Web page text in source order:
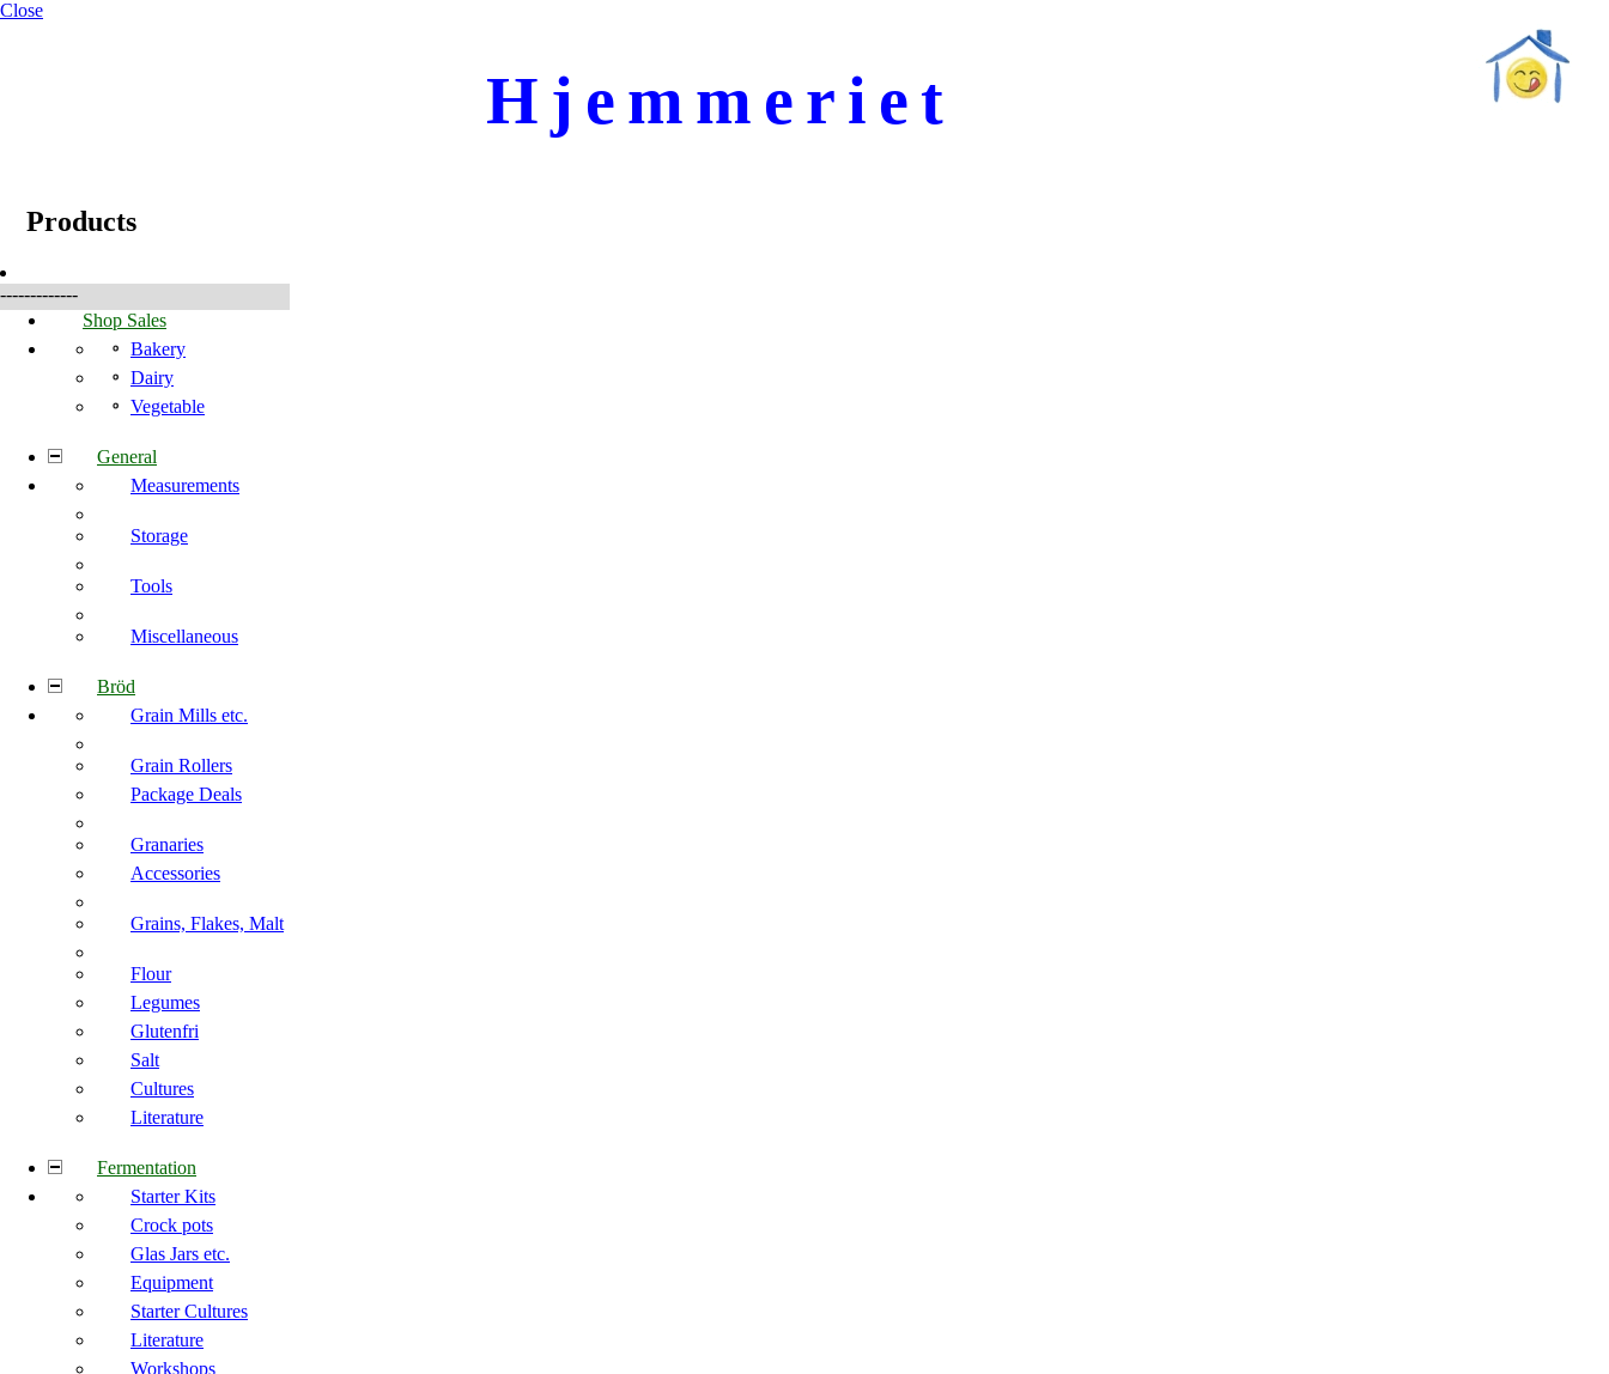
Close
Hjemmeriet
Products
-------------
Shop Sales
Bakery
Dairy
Vegetable
General
Measurements
Storage
Tools
Miscellaneous
Bröd
Grain Mills etc.
Grain Rollers
Package Deals
Granaries
Accessories
Grains, Flakes, Malt
Flour
Legumes
Glutenfri
Salt
Cultures
Literature
Fermentation
Starter Kits
Crock pots
Glas Jars etc.
Equipment
Starter Cultures
Literature
Workshops